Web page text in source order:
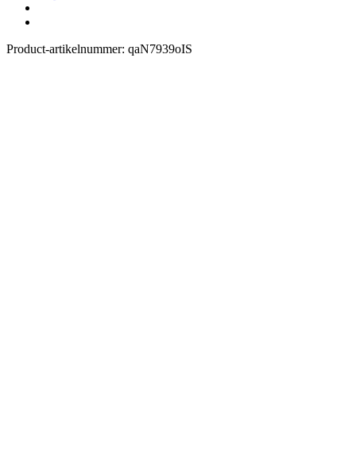
Product-artikelnummer: qaN7939oIS